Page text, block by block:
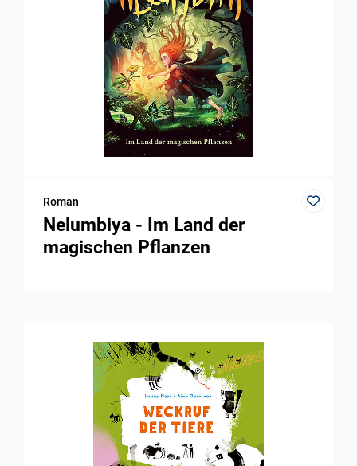
Roman
Nelumbiya - Im Land der
magischen Pflanzen